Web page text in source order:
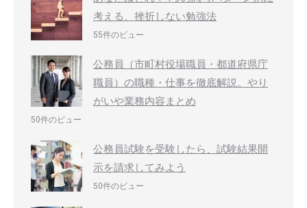
考える、挫折しない勉強法
55件のビュー
公務員（市町村役場職員・都道府県庁
職員）の職種・仕事を徹底解説。やり
がいや業務内容まとめ
50件のビュー
公務員試験を受験したら、試験結果開
示を請求してみよう
50件のビュー